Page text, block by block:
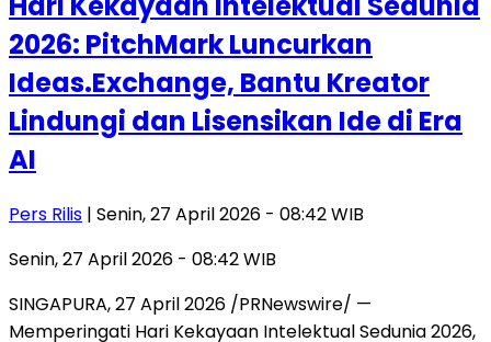
2026: PitchMark Luncurkan
Ideas.Exchange, Bantu Kreator
Lindungi dan Lisensikan Ide di Era
AI
Pers Rilis | Senin, 27 April 2026 - 08:42 WIB
Senin, 27 April 2026 - 08:42 WIB
SINGAPURA, 27 April 2026 /PRNewswire/ —
Memperingati Hari Kekayaan Intelektual Sedunia 2026,